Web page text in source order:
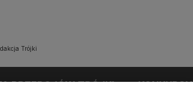
Trójki
PRZEBOJÓW TRÓJKI KONKURSY